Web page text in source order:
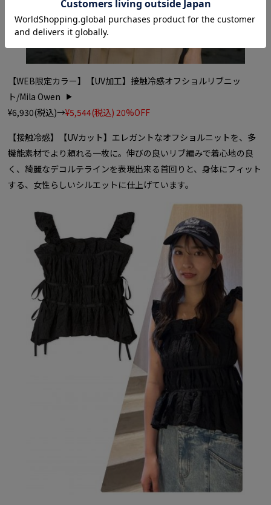
【WEB限定カラー】【UV加工】接触冷感オフショルリブニッ
ト/Mila Owen
¥6,930(税込)→¥5,544(税込) 20%OFF
【接触冷感】【UVカット】エレガントなオフショルニットを、多
機能素材でより頼れる一枚に。伸びの良いリブ編みで着心地の良
く、綺麗なデコルテラインを表現出来る首回りと、身体にフィット
する、女性らしいシルエットに仕上げています。